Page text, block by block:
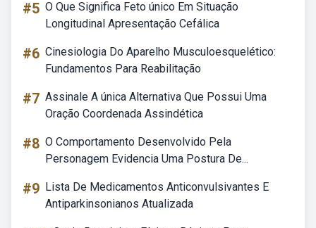
#5 O Que Significa Feto único Em Situação
Longitudinal Apresentação Cefálica
#6 Cinesiologia Do Aparelho Musculoesquelético:
Fundamentos Para Reabilitação
#7 Assinale A única Alternativa Que Possui Uma
Oração Coordenada Assindética
#8 O Comportamento Desenvolvido Pela
Personagem Evidencia Uma Postura De...
#9 Lista De Medicamentos Anticonvulsivantes E
Antiparkinsonianos Atualizada